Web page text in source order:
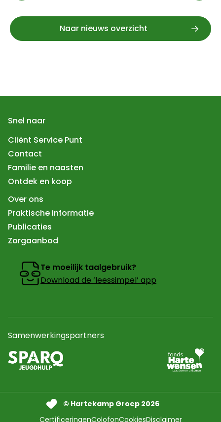
Naar nieuws overzicht
Snel naar
Cliënt Service Punt
Contact
Familie en naasten
Ontdek en koop
Over ons
Praktische informatie
Publicaties
Zorgaanbod
Te moeilijk taalgebruik?
Download de ‘leessimpel’ app
Samenwerkingspartners
Naar de website van sparq Jeugdhulp In een nieuw
Ga naar
© Hartekamp Groep 2026
CertificeringenColofonCookiesDisclaimer